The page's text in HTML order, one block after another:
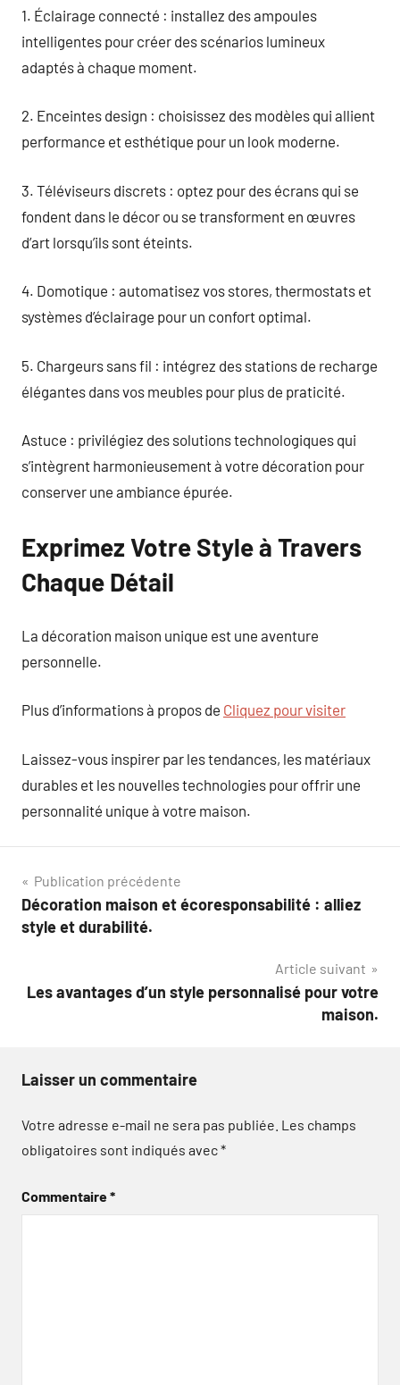
1. Éclairage connecté : installez des ampoules
intelligentes pour créer des scénarios lumineux
adaptés à chaque moment.
2. Enceintes design : choisissez des modèles qui allient
performance et esthétique pour un look moderne.
3. Téléviseurs discrets : optez pour des écrans qui se
fondent dans le décor ou se transforment en œuvres
d’art lorsqu’ils sont éteints.
4. Domotique : automatisez vos stores, thermostats et
systèmes d’éclairage pour un confort optimal.
5. Chargeurs sans fil : intégrez des stations de recharge
élégantes dans vos meubles pour plus de praticité.
Astuce : privilégiez des solutions technologiques qui
s’intègrent harmonieusement à votre décoration pour
conserver une ambiance épurée.
Exprimez Votre Style à Travers
Chaque Détail
La décoration maison unique est une aventure
personnelle.
Plus d’informations à propos de Cliquez pour visiter
Laissez-vous inspirer par les tendances, les matériaux
durables et les nouvelles technologies pour offrir une
personnalité unique à votre maison.
Navigation
de
Publication précédente
Décoration maison et écoresponsabilité : alliez
style et durabilité.
Article suivant
Les avantages d’un style personnalisé pour votre
maison.
Laisser un commentaire
Votre adresse e-mail ne sera pas publiée. Les champs
obligatoires sont indiqués avec*
Commentaire*